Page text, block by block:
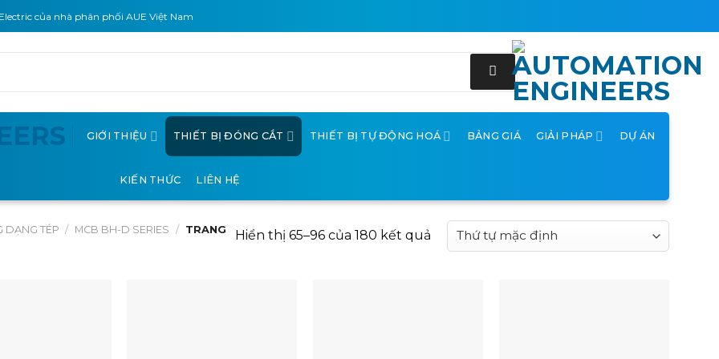
của nhà phân phối AUE Việt Nam
GIỚI THIỆU THIẾT BỊ ĐÓNG CẮT THIẾT BỊ TỰ ĐỘNG HOÁ BẢNG GIÁ GIẢI PHÁP DỰ ÁN
KIẾN THỨC LIÊN HỆ
DẠNG TÉP / MCB BH-D SERIES / TRANG
Hiển thị 65–96 của 180 kết quả